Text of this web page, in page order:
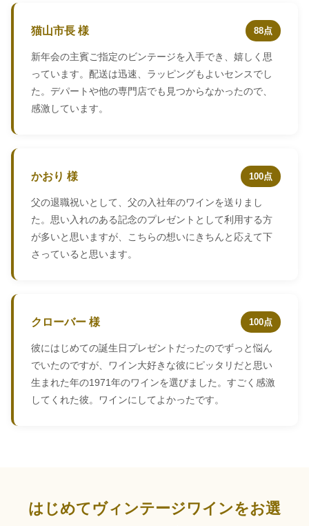
猫山市長 様 88点
新年会の主賓ご指定のビンテージを入手でき、嬉しく思
っています。配送は迅速、ラッピングもよいセンスでし
た。デパートや他の専門店でも見つからなかったので、
感激しています。
かおり 様 100点
父の退職祝いとして、父の入社年のワインを送りまし
た。思い入れのある記念のプレゼントとして利用する方
が多いと思いますが、こちらの想いにきちんと応えて下
さっていると思います。
クローバー 様 100点
彼にはじめての誕生日プレゼントだったのでずっと悩ん
でいたのですが、ワイン大好きな彼にピッタリだと思い
生まれた年の1971年のワインを選びました。すごく感激
してくれた彼。ワインにしてよかったです。
はじめてヴィンテージワインをお選